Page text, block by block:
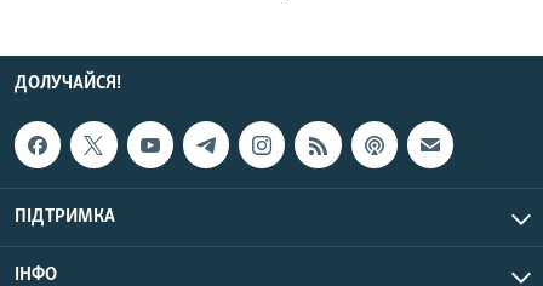
ДОЛУЧАЙСЯ!
ПІДТРИМКА
ІНФО